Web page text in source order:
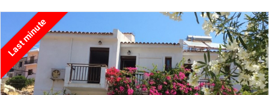
Last minute